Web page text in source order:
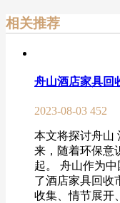
相关推荐
舟山酒店家具回
2023-08-03 452
本文将探讨舟山
来，随着环保意
起。 舟山作为
了酒店家具回收
收集、情节展开